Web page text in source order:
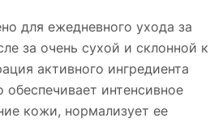
для ежедневного ухода за
за очень сухой и склонной к
активного ингредиента
интенсивное
кожи, нормализует ее